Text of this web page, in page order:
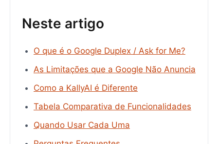
Neste artigo
O que é o Google Duplex / Ask for Me?
As Limitações que a Google Não Anuncia
Como a KallyAI é Diferente
Tabela Comparativa de Funcionalidades
Quando Usar Cada Uma